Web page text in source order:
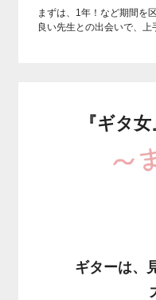
まずは、1年！など期間を
良い先生との出会いで、上
『ギタ
ギターは、